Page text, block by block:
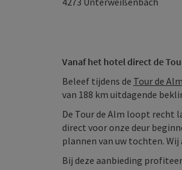
Vanaf het hotel direct de
Beleef tijdens de Tour de Alm
van 188 km uitdagende
De Tour de Alm loopt recht
direct voor onze deur
plannen van uw tochten.
Bij deze aanbieding